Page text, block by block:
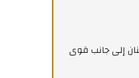
إلى جانب قوى